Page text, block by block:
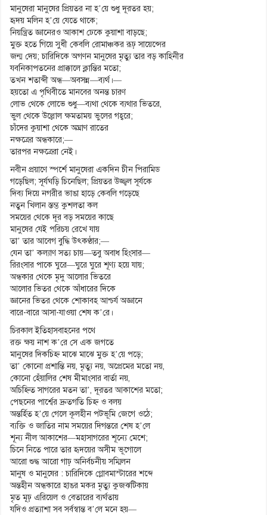
মানুষেরা মানুষের প্রিয়তর না হ’য়ে শুধু দূরতর হয়;
হৃদয় মলিন হ’য়ে যেতে থাকে;
নিয়ন্ত্রিত জ্ঞানেরও আকাশ ঢেকে কুয়াশা বাড়ছে;
মুক্ত হতে গিয়ে সুধী কেবলি রোমাঞ্চকর রূঢ় সায়েন্সের
জন্ম দেয়; চারিদিকে অগণন মানুষের মৃত্যু তার বড় কাহিনীর
যবনিকাপতনের প্রাক্কালে ক্লান্তির মতো;
তখন শতাব্দী অন্ধ—অবসন্ন—ব্যর্থ।—
হয়তো এ পৃথিবীতে মানবের অনন্ত চারণ
লোভ থেকে লোভে শুধু—ব্যথা থেকে ব্যথার ভিতরে,
ভুল থেকে উল্লোল ক্ষমতাময় ভুলের গহ্বরে;
চাঁদের কুয়াশা থেকে অঘ্রাণ রাতের
নক্ষত্রের অন্ধকারে;—
তারপর নক্ষত্রেরা নেই।
নবীন প্রয়াণে স্পর্শে মানুষেরা একদিন চীন পিরামিড
গড়েছিল; সূর্যঘড়ি চিনেছিল; প্রিয়তর উজ্জ্বল সূর্যকে
দিব্য দিয়ে নগরীর ভাঙা হাড়ে কেবলি গড়েছে
নতুন খিলান স্তম্ভ কুশলতা কল
সময়ের থেকে দূর বড় সময়ের কাছে
মানুষের যেই পরিচয় রেখে যায়
তা’ তার আবেগ বুদ্ধি উৎকণ্ঠার;—
যেন তা’ কল্যাণ সত্য চায়—তবু অবাধ হিংসার—
রিরংসার পাকে ঘুরে—ঘুরে ঘুরে শূণ্য হয়ে যায়;
অন্ধকার থেকে মৃদু আলোর ভিতরে
আলোর ভিতর থেকে আঁধারের দিকে
জ্ঞানের ভিতর থেকে শোকাবহ আশ্চর্য অজ্ঞানে
বারে-বারে আসা-যাওয়া শেষ ক’রে।
চিরকাল ইতিহাসবাহনের পথে
রক্ত ক্ষয় নাশ ক’রে সে এক জগতে
মানুষের দিকচিহ্ন মাঝে মাঝে মুক্ত হ’য়ে পড়ে;
তা’ কোনো প্রশান্তি নয়, মৃত্যু নয়, অপ্রেমের মতো নয়,
কোনো হেঁয়ালির শেষ মীমাংসার বার্তা নয়,
অচিহ্নিত সাগরের মতন তা’, দূরতর আকাশের মতো;
পেছনের পার্শ্বের দ্রুতগতি চিহ্ন ও বলয়
অন্তর্হিত হ’য়ে গেলে কূলহীন পটভূমি জেগে ওঠে;
ব্যক্তি ও জাতির নাম সময়ের দিগন্তরে শেষ হ’লে
শূন্য নীল আকাশের—মহাসাগরের শূন্যে মেশে;
চিনে নিতে পারে তার হৃদয়ের অসীম ভূগোলে
আরো শুদ্ধ আরো গাঢ় অনির্বচনীয় সম্মিলন
মানুষ ও মানুষের : চারিদিকে গ্লোবমাস্টারের শব্দে
অন্তহীন অন্ধকারে হাঙর মকর মৃত্যু কুজঝটিকায়
মৃত মূঢ় এরিয়েল ও বেতারের ব্যর্থতায়
যদিও প্রত্যাশা সব সর্বস্বান্ত ব’লে মনে হয়—